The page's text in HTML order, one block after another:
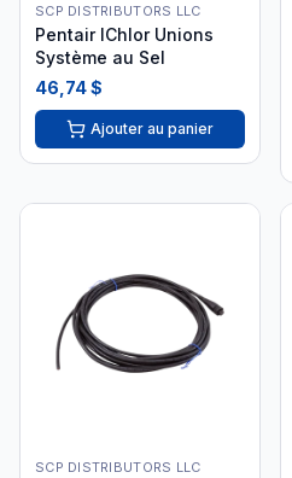
SCP DISTRIBUTORS LLC
Pentair IChlor Unions
Système au Sel
46,74 $
Ajouter au panier
SCP DISTRIBUTORS LLC